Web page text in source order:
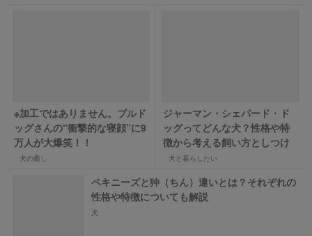
※加工ではありません。ブルド
ッグさんの“衝撃的な寝顔”に9
万人が大爆笑！！
犬の癒し
ジャーマン・シェパード・ド
ッグってどんな犬？性格や特
徴から考える飼い方としつけ
犬と暮らしたい
ペキニーズと狆（ちん）違いとは？それぞれの
性格や特徴についても解説
犬